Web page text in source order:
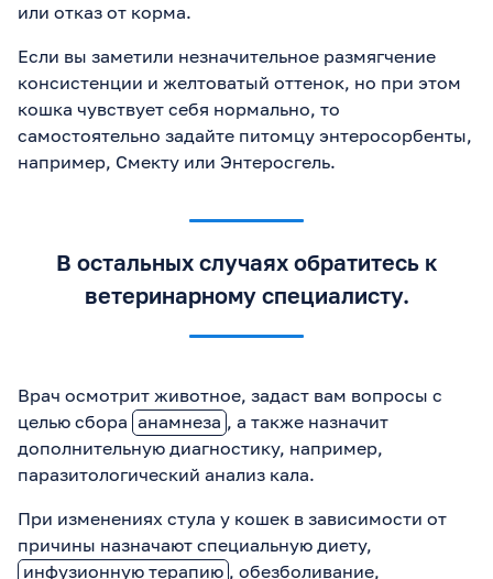
или отказ от корма.
Если вы заметили незначительное размягчение
консистенции и желтоватый оттенок, но при этом
кошка чувствует себя нормально, то
самостоятельно задайте питомцу энтеросорбенты,
например, Смекту или Энтеросгель.
В остальных случаях обратитесь к
ветеринарному специалисту.
Врач осмотрит животное, задаст вам вопросы с
целью сбора анамнеза , а также назначит
дополнительную диагностику, например,
паразитологический анализ кала.
При изменениях стула у кошек в зависимости от
причины назначают специальную диету,
инфузионную терапию , обезболивание,